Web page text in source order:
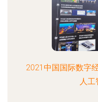
2021中国国际数字
人工